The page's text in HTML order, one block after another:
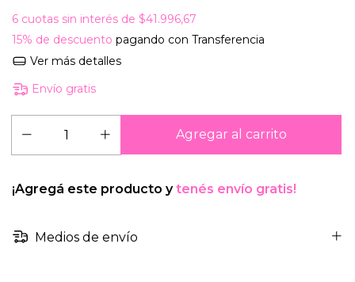
6 cuotas sin interés de $41.996,67
15% de descuento pagando con Transferencia
Ver más detalles
Envío gratis
¡Agregá este producto ytenés envío gratis!
Medios de envío